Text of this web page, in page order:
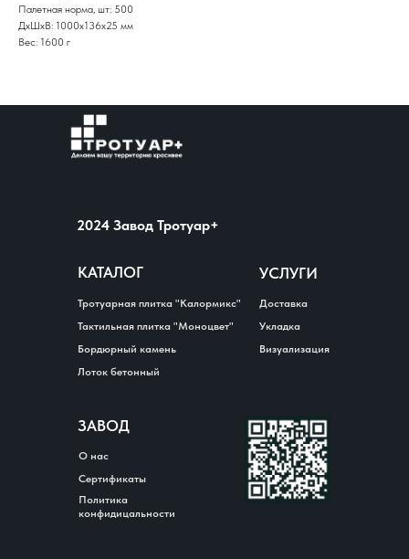
Палетная норма, шт: 500
ДxШxВ: 1000x136x25 мм
Вес: 1600 г
УСЛУГИ
Визуализация
Укладка
Доставка
КАТАЛОГ
2024 Завод Тротуар+
Тротуарная плитка "Калормикс"
Тактильная плитка "Моноцвет"
Бордюрный камень
Лоток бетонный
ЗАВОД
О нас
Сертификаты
Политика
конфидицальности